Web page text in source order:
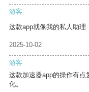
游客
这款app就像我的私人助理
2025-10-02
游客
这款加速器app的操作有
化。